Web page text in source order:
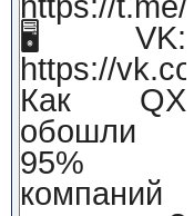
🖥 VK:
https://
Как QX
обошли
95%
компаний